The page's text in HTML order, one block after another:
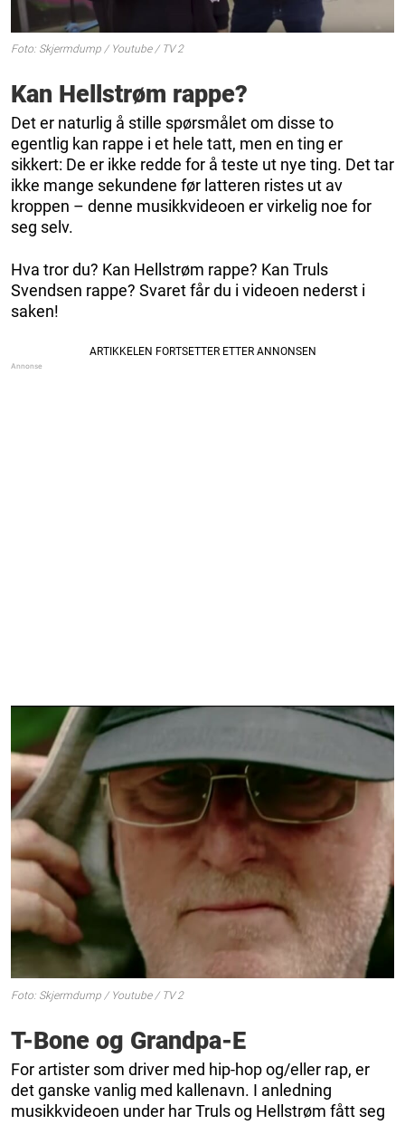
Foto: Skjermdump / Youtube / TV 2
Kan Hellstrøm rappe?
Det er naturlig å stille spørsmålet om disse to
egentlig kan rappe i et hele tatt, men en ting er
sikkert: De er ikke redde for å teste ut nye ting. Det tar
ikke mange sekundene før latteren ristes ut av
kroppen – denne musikkvideoen er virkelig noe for
seg selv.
Hva tror du? Kan Hellstrøm rappe? Kan Truls
Svendsen rappe? Svaret får du i videoen nederst i
saken!
Foto: Skjermdump / Youtube / TV 2
T-Bone og Grandpa-E
For artister som driver med hip-hop og/eller rap, er
det ganske vanlig med kallenavn. I anledning
musikkvideoen under har Truls og Hellstrøm fått seg